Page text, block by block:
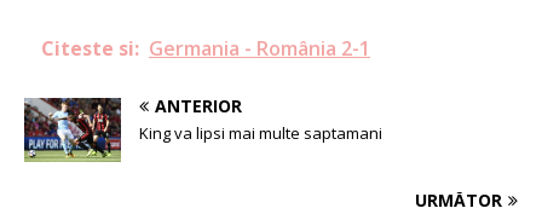
Citeste si: Germania - România 2-1
ANTERIOR
King va lipsi mai multe saptamani
URMĂTOR